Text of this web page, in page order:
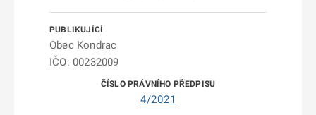
Obec Kondrac
IČO: 00232009
4/2021